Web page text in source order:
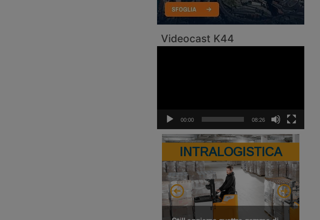
Videocast K44
00:00 08:26
INTRALOGISTICA